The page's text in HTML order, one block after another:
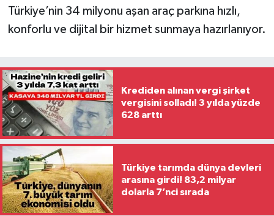
Türkiye’nin 34 milyonu aşan araç parkına hızlı,
konforlu ve dijital bir hizmet sunmaya hazırlanıyor.
Krediden alınan vergi şirket
vergisini solladı! 3 yılda yüzde
628 arttı
Türkiye tarımda dünya devleri
arasına girdi! 83,2 milyar
dolarla 7’nci sırada